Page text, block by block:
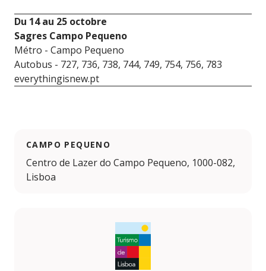
Du 14 au 25 octobre
Sagres Campo Pequeno
Métro - Campo Pequeno
Autobus - 727, 736, 738, 744, 749, 754, 756, 783
everythingisnew.pt
CAMPO PEQUENO
Centro de Lazer do Campo Pequeno, 1000-082,
Lisboa